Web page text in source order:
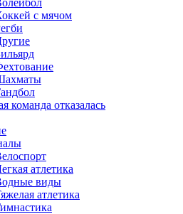
с мячом
команда отказалась
атлетика
виды
атлетика